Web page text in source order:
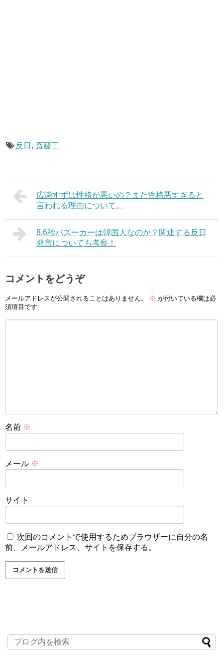
反日 , 斎藤工
広瀬すずは性格が悪いの？また性格悪すぎると
言われる理由について。
8.6秒バズーカーは韓国人なのか？関連する反日
発言についても考察！
コメントをどうぞ
メールアドレスが公開されることはありません。 ※ が付いている欄は必
須項目です
名前 ※
メール ※
サイト
次回のコメントで使用するためブラウザーに自分の名
前、メールアドレス、サイトを保存する。